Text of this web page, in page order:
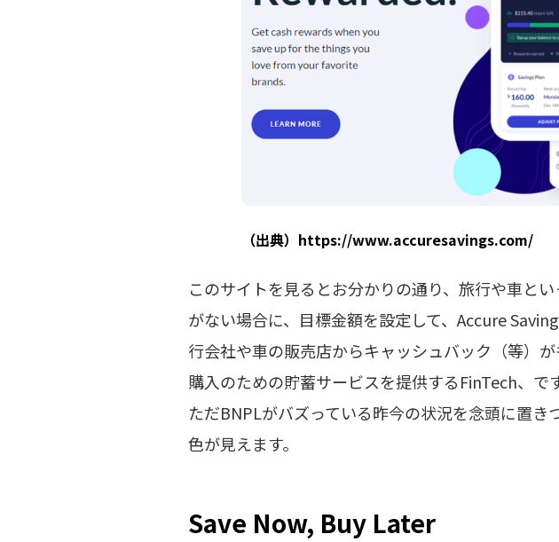
（出典）https://www.accuresavings.com/
このサイトを見るとお分かりの通り、旅行や車と
がない場合に、目標金額を設定して、Accure
行会社や車の販売店からキャッシュバック（等）
購入のための貯蓄サービスを提供するFinTech、で
ただBNPLがバズっている昨今の状況を念頭に置
色が見えます。
Save Now, Buy Later